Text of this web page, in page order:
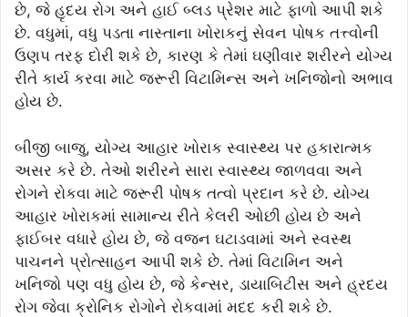
છે, જે હૃદય રોગ અને હાઈ બ્લડ પ્રેશર માટે ફાળો આપી શકે
છે. વધુમાં, વધુ પડતા નાસ્તાના ખોરાકનું સેવન પોષક તત્ત્વોની
ઉણપ તરફ દોરી શકે છે, કારણ કે તેમાં ઘણીવાર શરીરને યોગ્ય
રીતે કાર્ય કરવા માટે જરૂરી વિટામિન્સ અને ખનિજોનો અભાવ
હોય છે.
બીજી બાજુ, યોગ્ય આહાર ખોરાક સ્વાસ્થ્ય પર હકારાત્મક
અસર કરે છે. તેઓ શરીરને સારા સ્વાસ્થ્ય જાળવવા અને
રોગને રોકવા માટે જરૂરી પોષક તત્વો પ્રદાન કરે છે. યોગ્ય
આહાર ખોરાકમાં સામાન્ય રીતે કેલરી ઓછી હોય છે અને
ફાઈબર વધારે હોય છે, જે વજન ઘટાડવામાં અને સ્વસ્થ
પાચનને પ્રોત્સાહન આપી શકે છે. તેમાં વિટામિન અને
ખનિજો પણ વધુ હોય છે, જે કેન્સર, ડાયાબિટીસ અને હ્રદય
રોગ જેવા ક્રોનિક રોગોને રોકવામાં મદદ કરી શકે છે.